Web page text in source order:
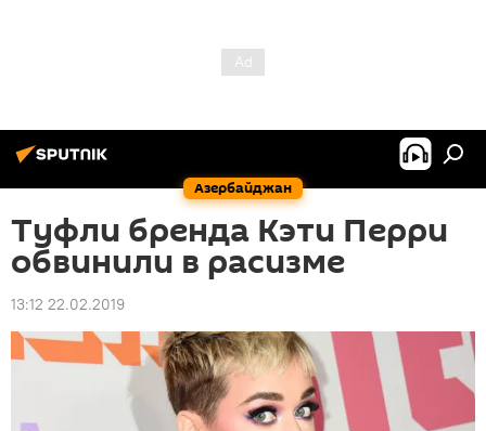
Азербайджан
Туфли бренда Кэти Перри
обвинили в расизме
13:12 22.02.2019